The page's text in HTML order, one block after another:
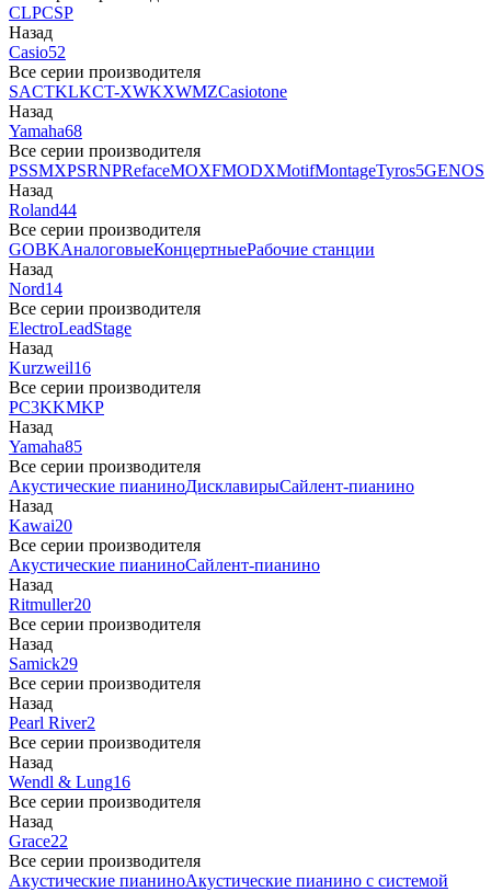
CLPCSP
Назад
Casio52
Все серии производителя
SACTKLKCT-XWKXWMZCasiotone
Назад
Yamaha68
Все серии производителя
PSSMXPSRNPRefaceMOXFMODXMotifMontageTyros5GENOS
Назад
Roland44
Все серии производителя
GOBKАналоговыеКонцертныеРабочие станции
Назад
Nord14
Все серии производителя
ElectroLeadStage
Назад
Kurzweil16
Все серии производителя
PC3KKMKP
Назад
Yamaha85
Все серии производителя
Акустические пианиноДисклавирыСайлент-пианино
Назад
Kawai20
Все серии производителя
Акустические пианиноСайлент-пианино
Назад
Ritmuller20
Все серии производителя
Назад
Samick29
Все серии производителя
Назад
Pearl River2
Все серии производителя
Назад
Wendl & Lung16
Все серии производителя
Назад
Grace22
Все серии производителя
Акустические пианиноАкустические пианино с системой